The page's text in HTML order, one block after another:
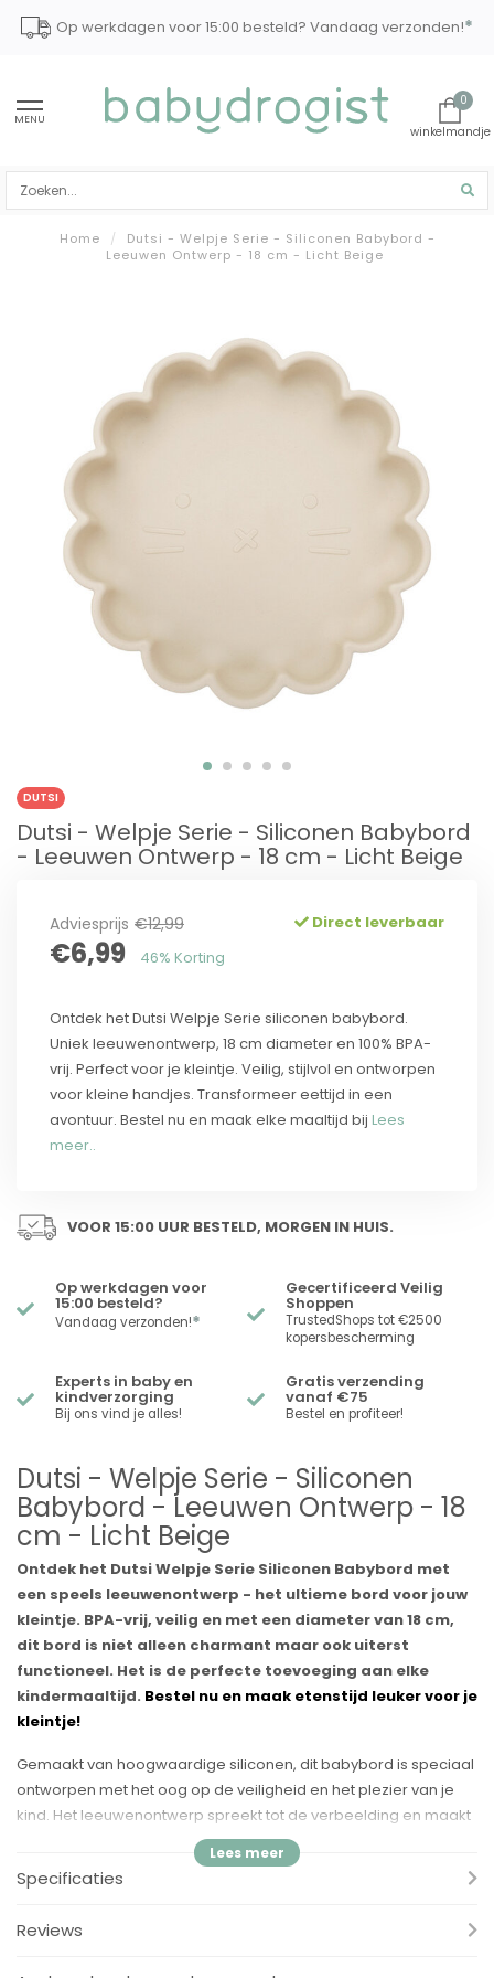
Op werkdagen voor 15:00 besteld? Vandaag verzonden!*
MENU
0
Home /
Dutsi - Welpje Serie - Siliconen Babybord -
Leeuwen Ontwerp - 18 cm - Licht Beige
DUTSI
Dutsi - Welpje Serie - Siliconen Babybord
- Leeuwen Ontwerp - 18 cm - Licht Beige
Adviesprijs €12,99
€6,99 46% Korting
Direct leverbaar
Ontdek het Dutsi Welpje Serie siliconen babybord.
Uniek leeuwenontwerp, 18 cm diameter en 100% BPA-
vrij. Perfect voor je kleintje. Veilig, stijlvol en ontworpen
voor kleine handjes. Transformeer eettijd in een
avontuur. Bestel nu en maak elke maaltijd bij Lees
meer..
VOOR 15:00 UUR BESTELD, MORGEN IN HUIS.
Op werkdagen voor
15:00 besteld?
Vandaag verzonden!*
Gecertificeerd Veilig
Shoppen
TrustedShops tot €2500
kopersbescherming
Experts in baby en
kindverzorging
Bij ons vind je alles!
Gratis verzending
vanaf €75
Bestel en profiteer!
Dutsi - Welpje Serie - Siliconen
Babybord - Leeuwen Ontwerp - 18
cm - Licht Beige
Ontdek het Dutsi Welpje Serie Siliconen Babybord met
een speels leeuwenontwerp - het ultieme bord voor jouw
kleintje. BPA-vrij, veilig en met een diameter van 18 cm,
dit bord is niet alleen charmant maar ook uiterst
functioneel. Het is de perfecte toevoeging aan elke
kindermaaltijd. Bestel nu en maak etenstijd leuker voor je
kleintje!
Gemaakt van hoogwaardige siliconen, dit babybord is speciaal
ontworpen met het oog op de veiligheid en het plezier van je
kind. Het leeuwenontwerp spreekt tot de verbeelding en maakt
elke maaltijd een avontuur. Het bord is gemakkelijk schoon te
maken en door de BPA-vrije samenstelling kun je er zeker van
zijn dat je kind op een veilige manier van zijn maaltijd geniet.
een complete set.
Specificaties
Reviews